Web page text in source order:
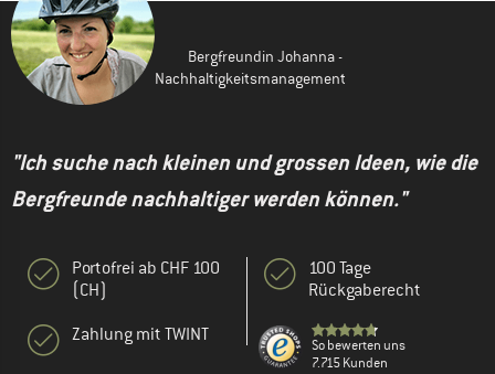
Bergfreundin Johanna -
Nachhaltigkeitsmanagement
"Ich suche nach kleinen und grossen Ideen, wie die
Bergfreunde nachhaltiger werden können."
Portofrei ab CHF 100
(CH)
Zahlung mit TWINT
100 Tage
Rückgaberecht
So bewerten uns
7.715 Kunden